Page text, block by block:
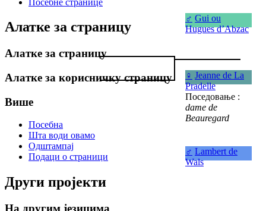
♂ Gui ou
Hugues d’Abzac
♀ Jeanne de La
Pradelle
Поседовање :
dame de
Beauregard
♂ Lambert de
Wals
Алатке за страницу
Алатке за страницу
Алатке за корисничку страницу
Више
Посебна
Шта води овамо
Одштампај
Подаци о страници
Други пројекти
На другим језицима